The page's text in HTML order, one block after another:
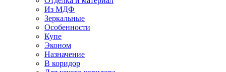
Из МДФ
Зеркальные
Особенности
Купе
Эконом
Назначение
В коридор